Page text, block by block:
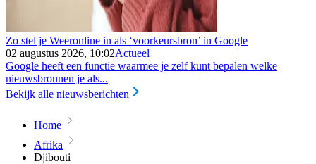
Zo stel je Weeronline in als ‘voorkeursbron’ in Google
02 augustus 2026, 10:02Actueel
Google heeft een functie waarmee je zelf kunt bepalen welke
nieuwsbronnen je als...
Bekijk alle nieuwsberichten
Home
Afrika
Djibouti